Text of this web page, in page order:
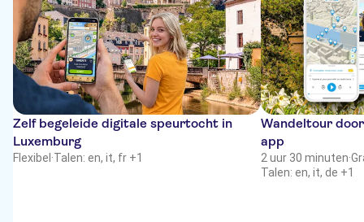
Zelf begeleide digitale speurtocht in
Luxemburg
Flexibel ·Talen: en, it, fr +1
Wandeltour
app
2 uur 30 minuten·
Talen: en, it, de +1